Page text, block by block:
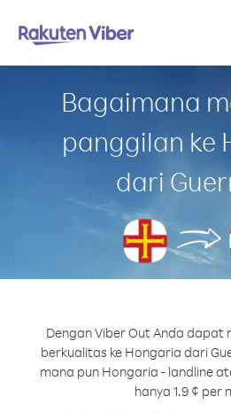
Bagaimana
panggilan ke
dari
Dengan Viber Out Anda dapat
berkualitas ke Hongaria dari
mana pun Hongaria - landline
hanya 1.9 ¢ per